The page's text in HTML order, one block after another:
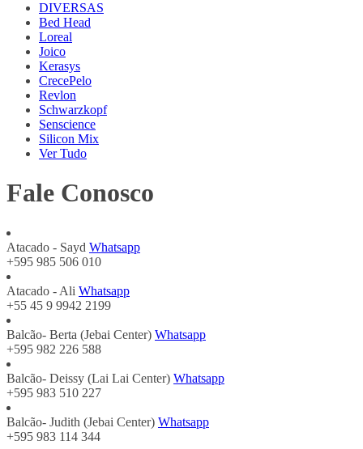
DIVERSAS
Bed Head
Loreal
Joico
Kerasys
CrecePelo
Revlon
Schwarzkopf
Senscience
Silicon Mix
Ver Tudo
Fale Conosco
Atacado - Sayd Whatsapp
+595 985 506 010
Atacado - Ali Whatsapp
+55 45 9 9942 2199
Balcão- Berta (Jebai Center) Whatsapp
+595 982 226 588
Balcão- Deissy (Lai Lai Center) Whatsapp
+595 983 510 227
Balcão- Judith (Jebai Center) Whatsapp
+595 983 114 344